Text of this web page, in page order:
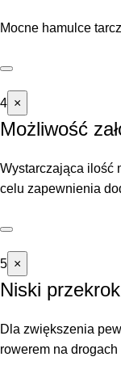
Mocne hamulce
4 ×
Możliwość
Wystarczająca ilość
celu zapewnienia
5 ×
Niski przekrok
Dla zwiększenia
rowerem na